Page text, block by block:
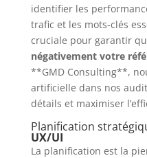
identifier les
trafic et les mots-clés
cruciale pour garantir
négativement votre
**GMD Consulting**,
artificielle dans nos
détails et maximiser
Planification
UX/UI
La planification est la